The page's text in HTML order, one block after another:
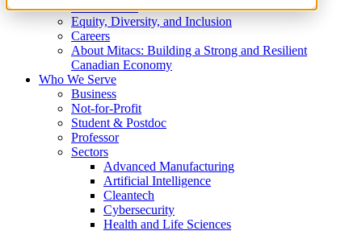
What We Do
Equity, Diversity, and Inclusion
Careers
About Mitacs: Building a Strong and Resilient
Canadian Economy
Who We Serve
Business
Not-for-Profit
Student & Postdoc
Professor
Sectors
Advanced Manufacturing
Artificial Intelligence
Cleantech
Cybersecurity
Health and Life Sciences